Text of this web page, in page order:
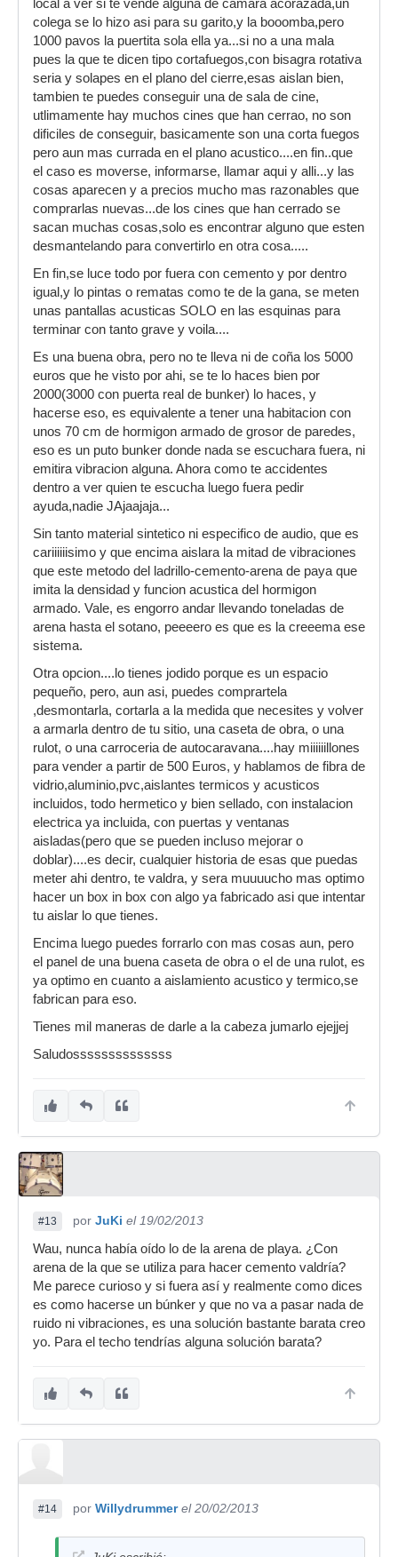
local a ver si te vende alguna de camara acorazada,un
colega se lo hizo asi para su garito,y la booomba,pero
1000 pavos la puertita sola ella ya...si no a una mala
pues la que te dicen tipo cortafuegos,con bisagra rotativa
seria y solapes en el plano del cierre,esas aislan bien,
tambien te puedes conseguir una de sala de cine,
utlimamente hay muchos cines que han cerrao, no son
dificiles de conseguir, basicamente son una corta fuegos
pero aun mas currada en el plano acustico....en fin..que
el caso es moverse, informarse, llamar aqui y alli...y las
cosas aparecen y a precios mucho mas razonables que
comprarlas nuevas...de los cines que han cerrado se
sacan muchas cosas,solo es encontrar alguno que esten
desmantelando para convertirlo en otra cosa.....
En fin,se luce todo por fuera con cemento y por dentro
igual,y lo pintas o rematas como te de la gana, se meten
unas pantallas acusticas SOLO en las esquinas para
terminar con tanto grave y voila....
Es una buena obra, pero no te lleva ni de coña los 5000
euros que he visto por ahi, se te lo haces bien por
2000(3000 con puerta real de bunker) lo haces, y
hacerse eso, es equivalente a tener una habitacion con
unos 70 cm de hormigon armado de grosor de paredes,
eso es un puto bunker donde nada se escuchara fuera, ni
emitira vibracion alguna. Ahora como te accidentes
dentro a ver quien te escucha luego fuera pedir
ayuda,nadie JAjaajaja...
Sin tanto material sintetico ni especifico de audio, que es
cariiiiiisimo y que encima aislara la mitad de vibraciones
que este metodo del ladrillo-cemento-arena de paya que
imita la densidad y funcion acustica del hormigon
armado. Vale, es engorro andar llevando toneladas de
arena hasta el sotano, peeeero es que es la creeema ese
sistema.
Otra opcion....lo tienes jodido porque es un espacio
pequeño, pero, aun asi, puedes comprartela
,desmontarla, cortarla a la medida que necesites y volver
a armarla dentro de tu sitio, una caseta de obra, o una
rulot, o una carroceria de autocaravana....hay miiiiiillones
para vender a partir de 500 Euros, y hablamos de fibra de
vidrio,aluminio,pvc,aislantes termicos y acusticos
incluidos, todo hermetico y bien sellado, con instalacion
electrica ya incluida, con puertas y ventanas
aisladas(pero que se pueden incluso mejorar o
doblar)....es decir, cualquier historia de esas que puedas
meter ahi dentro, te valdra, y sera muuuucho mas optimo
hacer un box in box con algo ya fabricado asi que intentar
tu aislar lo que tienes.
Encima luego puedes forrarlo con mas cosas aun, pero
el panel de una buena caseta de obra o el de una rulot, es
ya optimo en cuanto a aislamiento acustico y termico,se
fabrican para eso.
Tienes mil maneras de darle a la cabeza jumarlo ejejjej
Saludossssssssssssss
#13 por JuKi el 19/02/2013
Wau, nunca había oído lo de la arena de playa. ¿Con
arena de la que se utiliza para hacer cemento valdría?
Me parece curioso y si fuera así y realmente como dices
es como hacerse un búnker y que no va a pasar nada de
ruido ni vibraciones, es una solución bastante barata creo
yo. Para el techo tendrías alguna solución barata?
#14 por Willydrummer el 20/02/2013